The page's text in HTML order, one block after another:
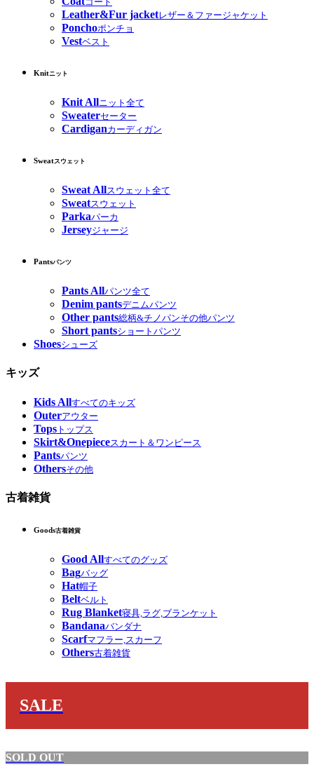
Leather&Fur jacketレザー＆ファージャケット
Ponchoポンチョ
Vestベスト
Knitニット
Knit Allニット全て
Sweaterセーター
Cardiganカーディガン
Sweatスウェット
Sweat Allスウェット全て
Sweatスウェット
Parkaパーカ
Jerseyジャージ
Pantsパンツ
Pants Allパンツ全て
Denim pantsデニムパンツ
Other pants総柄&チノパンその他パンツ
Short pantsショートパンツ
Shoesシューズ
キッズ
Kids Allすべてのキッズ
Outerアウター
Tops トップス
Skirt&Onepieceスカート＆ワンピース
Pantsパンツ
Othersその他
古着雑貨
Goods古着雑貨
Good Allすべてのグッズ
Bagバッグ
Hat帽子
Beltベルト
Rug Blanket寝具,ラグ,ブランケット
Bandanaバンダナ
Scarfマフラー,スカーフ
Others古着雑貨
SALE
SOLD OUT